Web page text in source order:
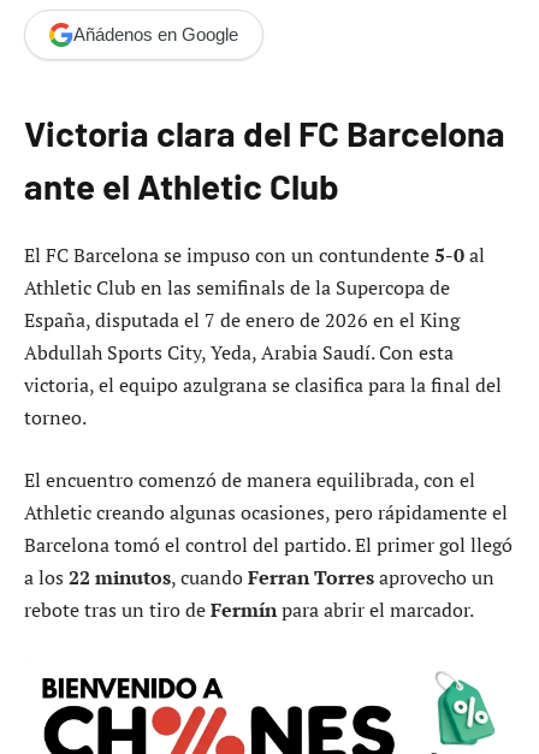
Añádenos en Google
Victoria clara del FC Barcelona
ante el Athletic Club
El FC Barcelona se impuso con un contundente5-0al
Athletic Club en las semifinals de la Supercopa de
España, disputada el 7 de enero de 2026 en el King
Abdullah Sports City, Yeda, Arabia Saudí. Con esta
victoria, el equipo azulgrana se clasifica para la final del
torneo.
El encuentro comenzó de manera equilibrada, con el
Athletic creando algunas ocasiones, pero rápidamente el
Barcelona tomó el control del partido. El primer gol llegó
a los 22 minutos, cuandoFerran Torresaprovecho un
rebote tras un tiro deFermínpara abrir el marcador.